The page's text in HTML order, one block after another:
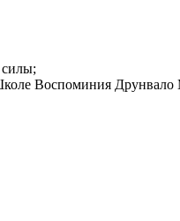
силы;
Воспоминия Друнвало